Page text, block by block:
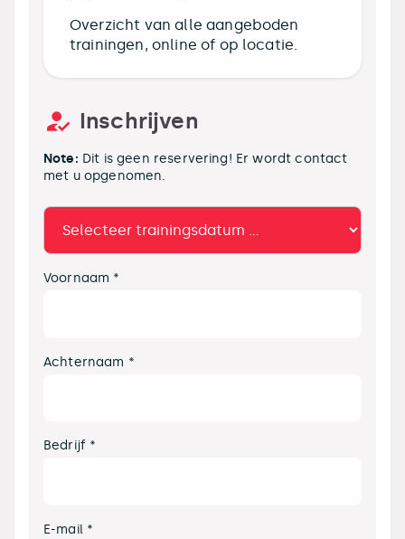
Overzicht van alle aangeboden
trainingen, online of op locatie.
Inschrijven
Note: Dit is geen reservering! Er wordt contact
met u opgenomen.
Voornaam *
Achternaam *
Bedrijf *
E-mail *